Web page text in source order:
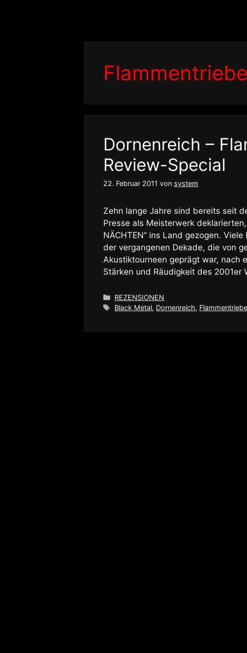
Flammentriebe
Dornenreich –
Review-Special
22. Februar 2011 von system
Zehn lange Jahre sind bereits seit
Presse als Meisterwerk deklarierten,
NÄCHTEN“ ins Land gezogen.
der vergangenen Dekade, die von
Akustiktourneen geprägt war, nach
Stärken und Räudigkeit des 2001er
Kategorien
REZENSIONEN
Schlagwörter
Black Metal, Dornenreich, Flammentriebe